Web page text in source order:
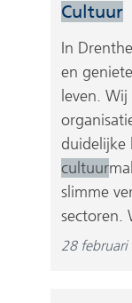
e
Cultuur
In
en
leven.
duidelijke
cultuur
slimme
sectoren.
28 februari